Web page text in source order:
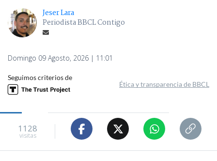
Jeser Lara
Periodista BBCL Contigo
Domingo 09 Agosto, 2026 | 11:01
Seguimos criterios de
Ética y transparencia de BBCL
1128
visitas